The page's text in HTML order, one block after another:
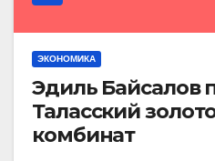
ЭКОНОМИКА
Эдиль Байсалов
Таласский
комбинат